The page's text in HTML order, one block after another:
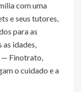
com uma
e seus tutores,
para as
as idades,
— Finotrato,
o cuidado e a